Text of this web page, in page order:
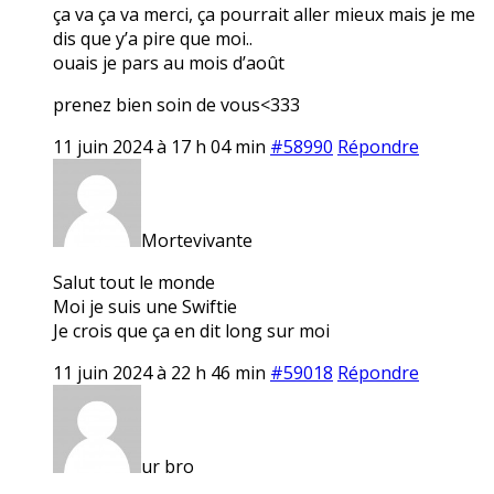
ça va ça va merci, ça pourrait aller mieux mais je me
dis que y’a pire que moi..
ouais je pars au mois d’août
prenez bien soin de vous<333
11 juin 2024 à 17 h 04 min #58990 Répondre
Mortevivante
Salut tout le monde
Moi je suis une Swiftie
Je crois que ça en dit long sur moi
11 juin 2024 à 22 h 46 min #59018 Répondre
ur bro